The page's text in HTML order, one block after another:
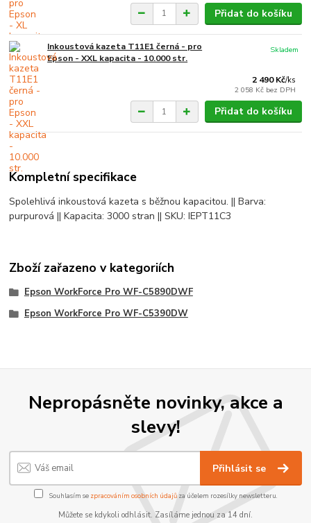
Přidat do košíku
Inkoustová kazeta T11E1 černá - pro
Epson - XXL kapacita - 10.000 str.
2 490 Kč/ks
2 058 Kč bez DPH
Skladem
Přidat do košíku
Kompletní specifikace
Spolehlivá inkoustová kazeta s běžnou kapacitou. || Barva:
purpurová || Kapacita: 3000 stran || SKU: IEPT11C3
Zboží zařazeno v kategoriích
Epson WorkForce Pro WF-C5890DWF
Epson WorkForce Pro WF-C5390DW
Nepropásněte novinky, akce a
slevy!
Přihlásit se
Souhlasím se zpracováním osobních údajůza účelem rozesílky newsletteru.
Můžete se kdykoli odhlásit. Zasíláme jednou za 14 dní.